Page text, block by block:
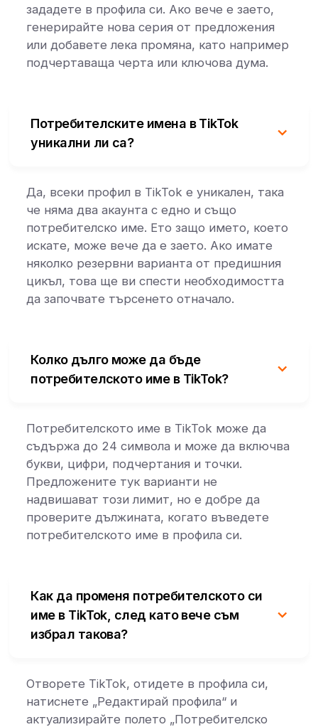
зададете в профила си. Ако вече е заето,
генерирайте нова серия от предложения
или добавете лека промяна, като например
подчертаваща черта или ключова дума.
Потребителските имена в TikTok
уникални ли са?
Да, всеки профил в TikTok е уникален, така
че няма два акаунта с едно и също
потребителско име. Ето защо името, което
искате, може вече да е заето. Ако имате
няколко резервни варианта от предишния
цикъл, това ще ви спести необходимостта
да започвате търсенето отначало.
Колко дълго може да бъде
потребителското име в TikTok?
Потребителското име в TikTok може да
съдържа до 24 символа и може да включва
букви, цифри, подчертания и точки.
Предложените тук варианти не
надвишават този лимит, но е добре да
проверите дължината, когато въведете
потребителското име в профила си.
Как да променя потребителското си
име в TikTok, след като вече съм
избрал такова?
Отворете TikTok, отидете в профила си,
натиснете „Редактирай профила“ и
актуализирайте полето „Потребителско